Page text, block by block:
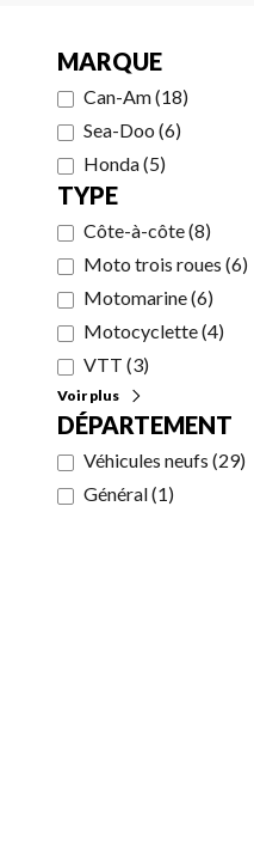
MARQUE
Can-Am(18)
Sea-Doo (6)
Honda(5)
TYPE
Côte-à-côte(8)
Moto trois roues (6)
Motomarine(6)
Motocyclette(4)
VTT (3)
Voir plus
DÉPARTEMENT
Véhicules neufs (29)
Général(1)